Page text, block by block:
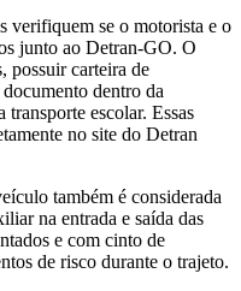
verifiquem se o motorista e o
junto ao Detran-GO. O
possuir carteira de
dentro da
escolar. Essas
no site do Detran
também é considerada
na entrada e saída das
e com cinto de
de risco durante o trajeto.